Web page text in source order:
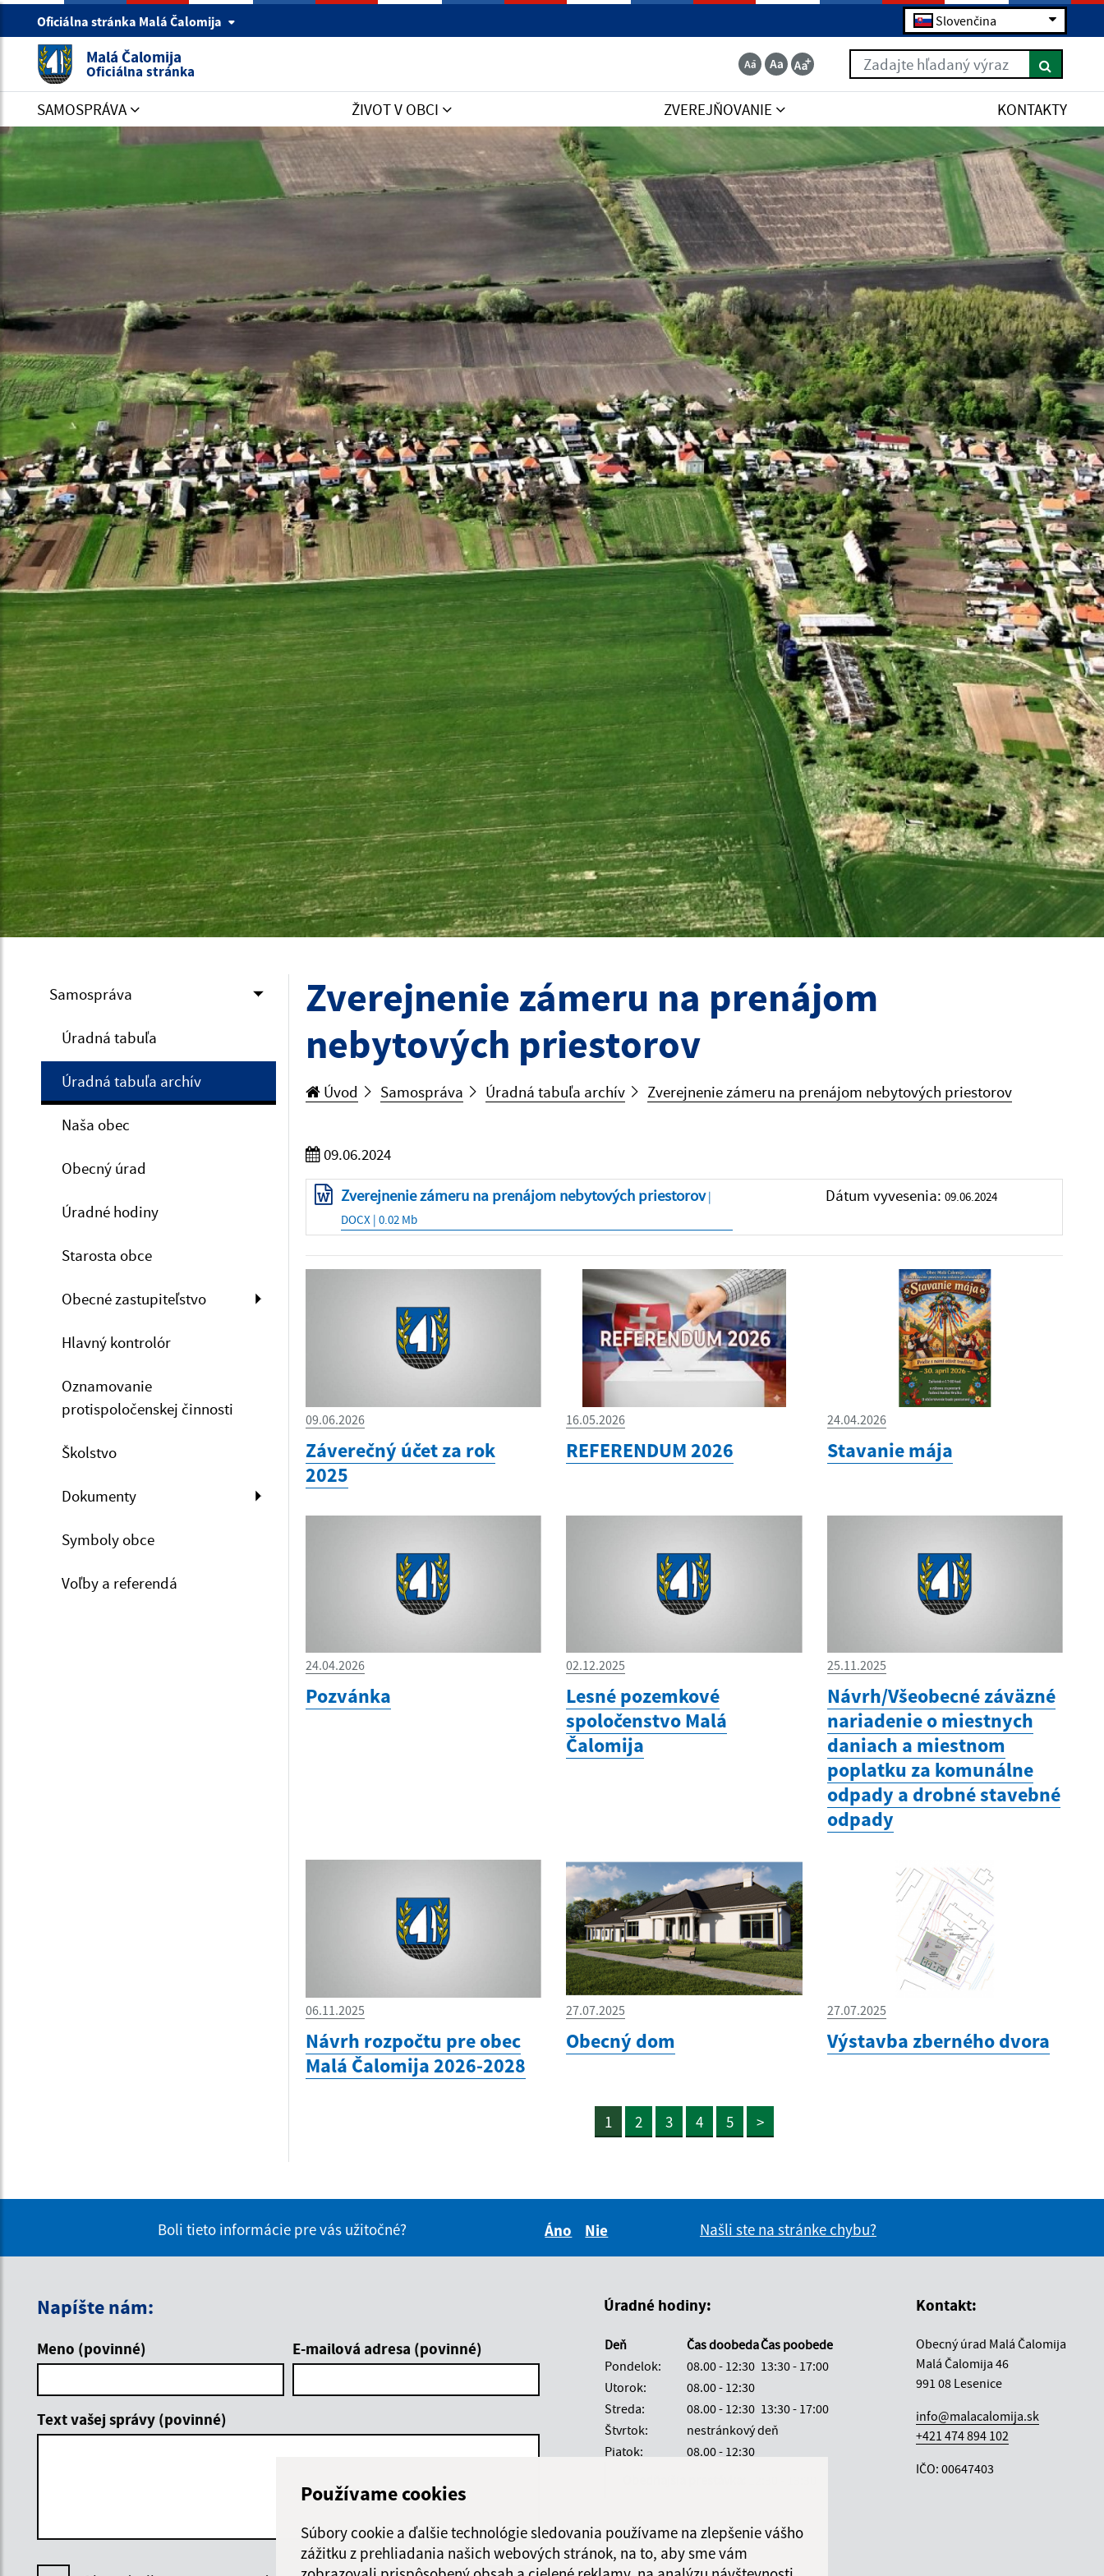
Používame cookies
Súbory cookie a ďalšie technológie sledovania používame na zlepšenie vášho
zážitku z prehliadania našich webových stránok, na to, aby sme vám
Oficiálna stránka Malá Čalomija Slovenčina
Malá Čalomija
Oficiálna stránka
Zadajte hľadaný výraz
SAMOSPRÁVA ŽIVOT V OBCI ZVEREJŇOVANIE KONTAKTY
Samospráva
Úradná tabuľa
Úradná tabuľa archív
Naša obec
Obecný úrad
Úradné hodiny
Starosta obce
Obecné zastupiteľstvo
Hlavný kontrolór
Oznamovanie
protispoločenskej činnosti
Školstvo
Dokumenty
Symboly obce
Voľby a referendá
Zverejnenie zámeru na prenájom
nebytových priestorov
Úvod Samospráva Úradná tabuľa archív Zverejnenie zámeru na prenájom nebytových priestorov
09.06.2024
Zverejnenie zámeru na prenájom nebytových priestorov|
DOCX | 0.02 Mb
Dátum vyvesenia: 09.06.2024
09.06.2026
Záverečný účet za rok
2025
16.05.2026
REFERENDUM 2026
24.04.2026
Stavanie mája
24.04.2026
Pozvánka
02.12.2025
Lesné pozemkové
spoločenstvo Malá
Čalomija
25.11.2025
Návrh/Všeobecné záväzné
nariadenie o miestnych
daniach a miestnom
poplatku za komunálne
odpady a drobné stavebné
odpady
06.11.2025
Návrh rozpočtu pre obec
Malá Čalomija 2026-2028
27.07.2025
Obecný dom
27.07.2025
Výstavba zberného dvora
1 2 3 4 5 >
Boli tieto informácie pre vás užitočné?
Áno
Nie
Našli ste na stránke chybu?
Napíšte nám:
Meno (povinné) E-mailová adresa (povinné)
Text vašej správy (povinné)
Úradné hodiny:
Deň Čas doobedaČas poobede
Pondelok:
08.00 - 12:30 13:30 - 17:00
Utorok:
08.00 - 12:30
Streda:
08.00 - 12:30 13:30 - 17:00
Štvrtok:
nestránkový deň
Piatok:
08.00 - 12:30
Kontakt:
Obecný úrad Malá Čalomija
Malá Čalomija 46
991 08 Lesenice
info@malacalomija.sk
+421 474 894 102
IČO: 00647403